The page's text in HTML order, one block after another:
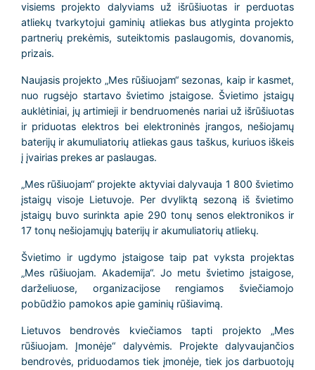
visiems projekto dalyviams už išrūšiuotas ir perduotas
atliekų tvarkytojui gaminių atliekas bus atlyginta projekto
partnerių prekėmis, suteiktomis paslaugomis, dovanomis,
prizais.
Naujasis projekto „Mes rūšiuojam“ sezonas, kaip ir kasmet,
nuo rugsėjo startavo švietimo įstaigose. Švietimo įstaigų
auklėtiniai, jų artimieji ir bendruomenės nariai už išrūšiuotas
ir priduotas elektros bei elektroninės įrangos, nešiojamų
baterijų ir akumuliatorių atliekas gaus taškus, kuriuos iškeis
į įvairias prekes ar paslaugas.
„Mes rūšiuojam“ projekte aktyviai dalyvauja 1 800 švietimo
įstaigų visoje Lietuvoje. Per dvyliktą sezoną iš švietimo
įstaigų buvo surinkta apie 290 tonų senos elektronikos ir
17 tonų nešiojamųjų baterijų ir akumuliatorių atliekų.
Švietimo ir ugdymo įstaigose taip pat vyksta projektas
„Mes rūšiuojam. Akademija“. Jo metu švietimo įstaigose,
darželiuose, organizacijose rengiamos šviečiamojo
pobūdžio pamokos apie gaminių rūšiavimą.
Lietuvos bendrovės kviečiamos tapti projekto „Mes
rūšiuojam. Įmonėje“ dalyvėmis. Projekte dalyvaujančios
bendrovės, priduodamos tiek įmonėje, tiek jos darbuotojų